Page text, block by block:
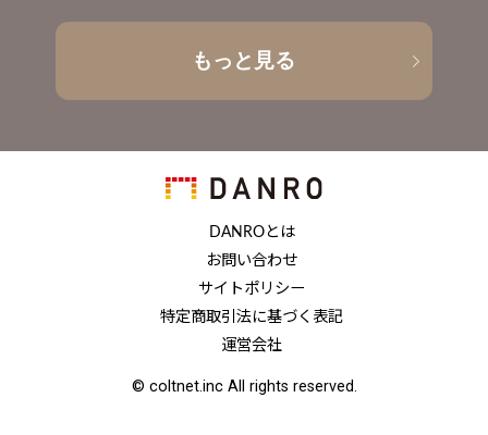
もっと見る
DANROとは
お問い合わせ
サイトポリシー
特定商取引法に基づく表記
運営会社
© coltnet.inc All rights reserved.